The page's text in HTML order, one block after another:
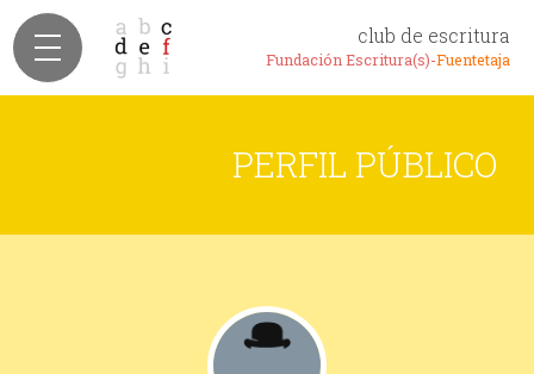
club de escritura
Fundación Escritura(s)-Fuentetaja
PERFIL PÚBLICO